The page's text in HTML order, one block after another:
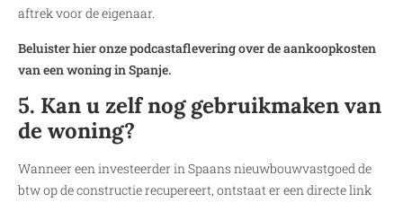
aftrek voor de eigenaar.
Beluister hier onze podcastaflevering over de aankoopkosten
van een woning in Spanje.
5. Kan u zelf nog gebruikmaken van
de woning?
Wanneer een investeerder in Spaans nieuwbouwvastgoed de
btw op de constructie recupereert, ontstaat er een directe link